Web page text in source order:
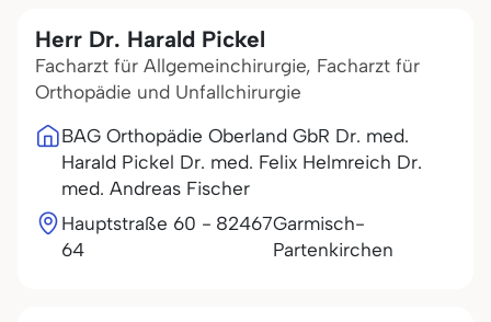
Herr Dr. Harald Pickel
Facharzt für Allgemeinchirurgie, Facharzt für
Orthopädie und Unfallchirurgie
BAG Orthopädie Oberland GbR Dr. med.
Harald Pickel Dr. med. Felix Helmreich Dr.
med. Andreas Fischer
Hauptstraße 60 -
64
82467Garmisch-
Partenkirchen